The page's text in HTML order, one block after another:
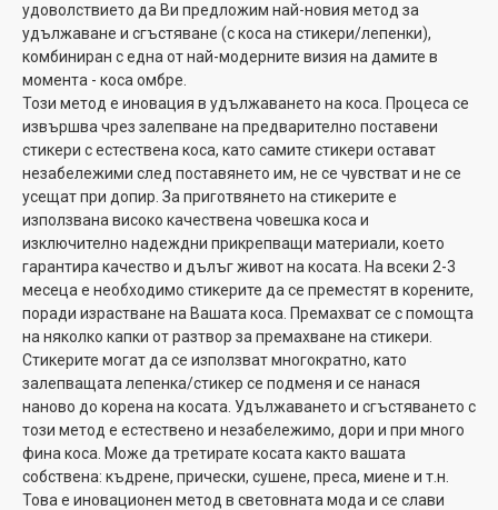
удоволствието да Ви предложим най-новия метод за
удължаване и сгъстяване (с коса на стикери/лепенки),
комбиниран с една от най-модерните визия на дамите в
момента - коса омбре.
Този метод е иновация в удължаването на коса. Процеса се
извършва чрез залепване на предварително поставени
стикери с естествена коса, като самите стикери остават
незабележими след поставянето им, не се чувстват и не се
усещат при допир. За приготвянето на стикерите е
използвана високо качествена човешка коса и
изключително надеждни прикрепващи материали, което
гарантира качество и дълъг живот на косата. На всеки 2-3
месеца е необходимо стикерите да се преместят в корените,
поради израстване на Вашата коса. Премахват се с помощта
на няколко капки от разтвор за премахване на стикери.
Стикерите могат да се използват многократно, като
залепващата лепенка/стикер се подменя и се нанася
наново до корена на косата. Удължаването и сгъстяването с
този метод е естествено и незабележимо, дори и при много
фина коса. Може да третирате косата както вашата
собствена: къдрене, прически, сушене, преса, миене и т.н.
Това е иновационен метод в световната мода и се слави